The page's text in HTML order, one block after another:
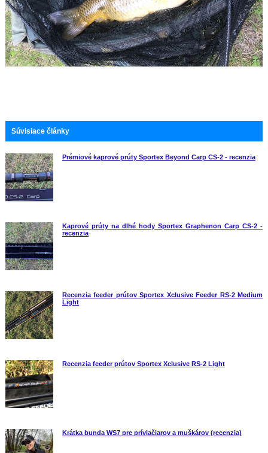
Súvisiace články
Prémiové kaprové prúty Sportex Beyond Carp CS-2 - recenzia
Kaprové prúty na dlhé hody Sportex Graphenon Carp CS-2 -
recenzia
Recenzia feeder prútov Sportex Xclusive Feeder RS-2 Medium
Light
Recenzia feeder prútov Sportex Xclusive RS-2 Light
Krátka bunda WS7 pre prívlačiarov a muškárov (recenzia)